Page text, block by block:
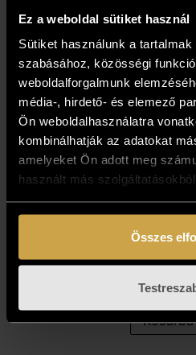
Ez a weboldal sütiket használ
Sütiket használunk a
szabásához, közösségi
weboldalforgalmunk
média-, hirdető- és elemező
Ön weboldalhasználatra
kombinálhatják az adatokat
amelyeket Ön adott meg
használt más
Összes
Gécseg
194